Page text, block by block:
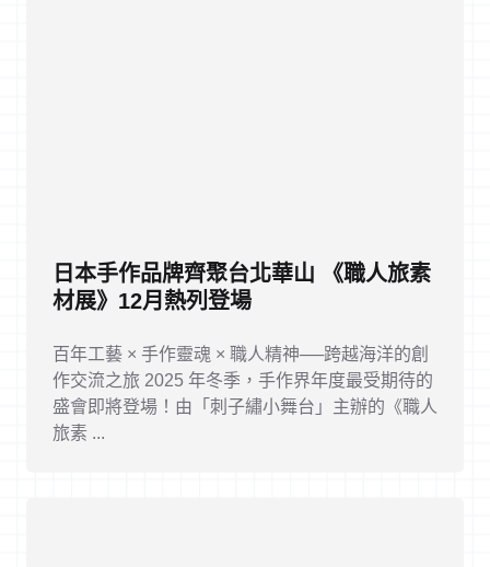
日本手作品牌齊聚台北華山 《職人旅素
材展》12月熱列登場
百年工藝 × 手作靈魂 × 職人精神──跨越海洋的創
作交流之旅 2025 年冬季，手作界年度最受期待的
盛會即將登場！由「刺子繡小舞台」主辦的《職人
旅素 ...